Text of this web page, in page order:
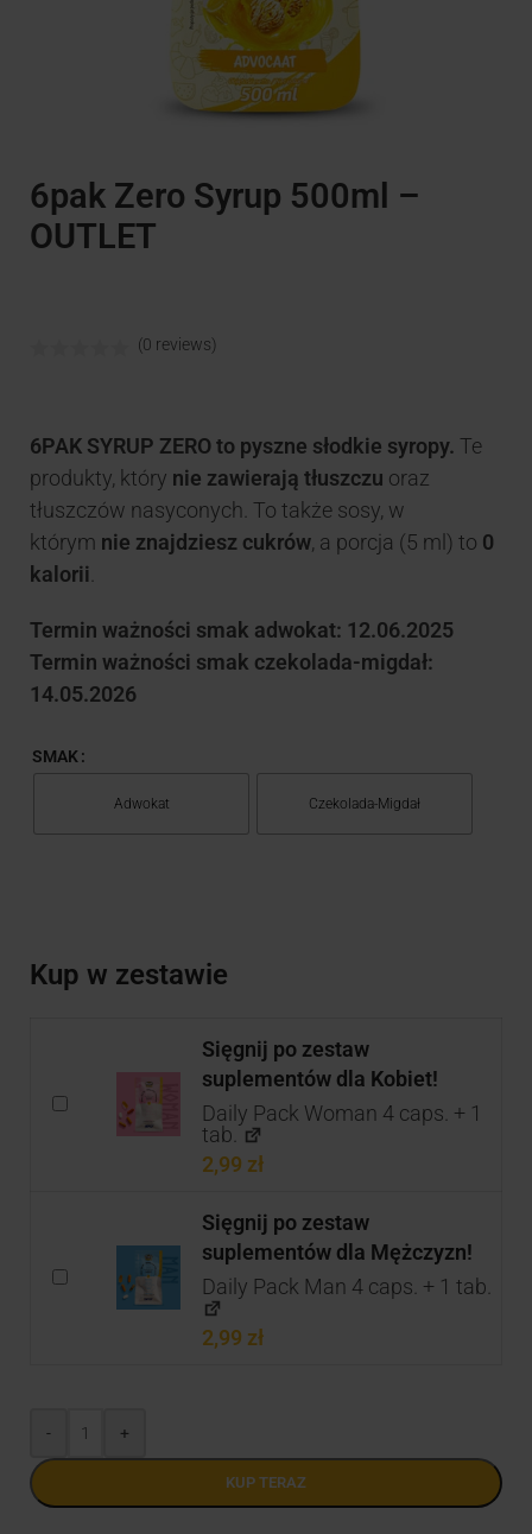
6pak Zero Syrup 500ml –
OUTLET
(0 reviews)
6PAK SYRUP ZERO to pyszne słodkie syropy. Te
produkty, który nie zawierają tłuszczu oraz
tłuszczów nasyconych. To także sosy, w
którym nie znajdziesz cukrów, a porcja (5 ml) to 0
kalorii
Termin ważności smak adwokat: 12.06.2025
Termin ważności smak czekolada-migdał:
14.05.2026
SMAK
Adwokat Czekolada-Migdał
Kup w zestawie
Sięgnij po zestaw
suplementów dla Kobiet!
Daily Pack Woman 4 caps. + 1
tab.
2,99 zł
Sięgnij po zestaw
suplementów dla Mężczyzn!
Daily Pack Man 4 caps. + 1 tab.
2,99 zł
- +
KUP TERAZ